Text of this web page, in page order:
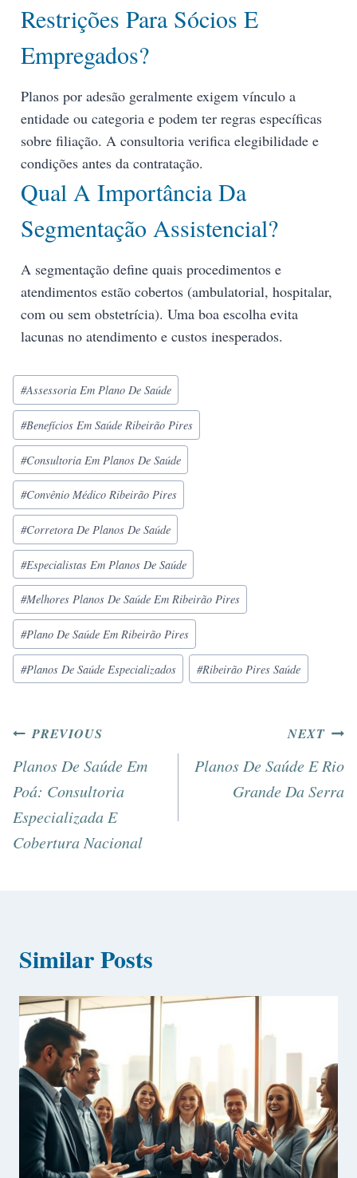
Restrições Para Sócios E
Empregados?
Planos por adesão geralmente exigem vínculo a
entidade ou categoria e podem ter regras específicas
sobre filiação. A consultoria verifica elegibilidade e
condições antes da contratação.
Qual A Importância Da
Segmentação Assistencial?
A segmentação define quais procedimentos e
atendimentos estão cobertos (ambulatorial, hospitalar,
com ou sem obstetrícia). Uma boa escolha evita
lacunas no atendimento e custos inesperados.
#Assessoria Em Plano De Saúde
#Benefícios Em Saúde Ribeirão Pires
#Consultoria Em Planos De Saúde
#Convênio Médico Ribeirão Pires
#Corretora De Planos De Saúde
#Especialistas Em Planos De Saúde
#Melhores Planos De Saúde Em Ribeirão Pires
#Plano De Saúde Em Ribeirão Pires
#Planos De Saúde Especializados #Ribeirão Pires Saúde
PREVIOUS
Planos De Saúde Em
Poá: Consultoria
Especializada E
Cobertura Nacional
NEXT
Planos De Saúde E Rio
Grande Da Serra
Similar Posts